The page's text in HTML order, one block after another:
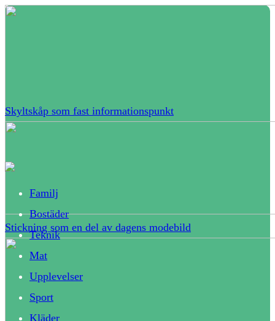
Skyltskåp som fast informationspunkt
Stickning som en del av dagens modebild
Familj
Bostäder
Teknik
Mat
Upplevelser
Sport
Kläder